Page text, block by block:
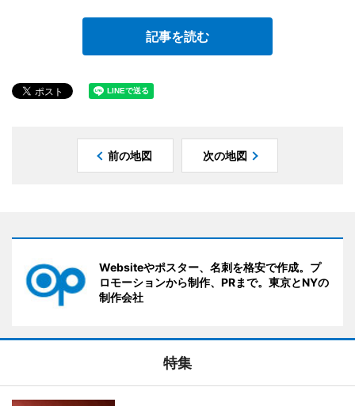
記事を読む
前の地図 次の地図
Websiteやポスター、名刺を格安で作成。プ
ロモーションから制作、PRまで。東京とNYの
制作会社
特集